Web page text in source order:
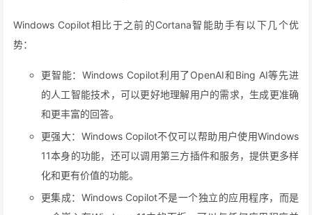
Windows Copilot相比于之前的Cortana智能助手有以下几个优
势：
更智能：Windows Copilot利用了OpenAI和Bing AI等先进
的人工智能技术，可以更好地理解用户的需求，生成更准确
和更丰富的回答。
更强大：Windows Copilot不仅可以帮助用户使用Windows
11本身的功能，还可以调用第三方插件和服务，提供更多样
化和更有价值的功能。
更集成：Windows Copilot不是一个独立的应用程序，而是